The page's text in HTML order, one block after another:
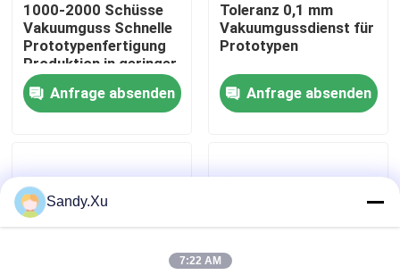
Dienstleistungen
1000-2000 Schüsse
Vakuumguss Schnelle
Prototypenfertigung
Produktion in geringer
Menge
Anfrage absenden
Toleranz 0,1 mm
Vakuumgussdienst für
Prototypen
Anfrage absenden
Sandy.Xu
7:22 AM